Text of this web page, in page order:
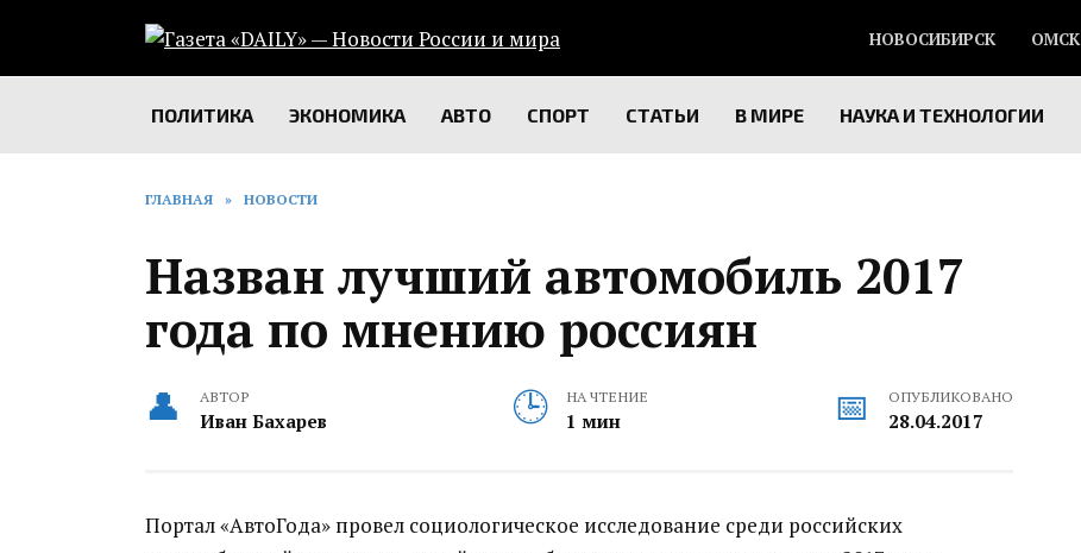
содержанию
НОВОСИБИРСК ОМСК
ПОЛИТИКА ЭКОНОМИКА АВТО СПОРТ СТАТЬИ В МИРЕ НАУКА И ТЕХНОЛОГИИ
ГЛАВНАЯ » НОВОСТИ
Назван лучший автомобиль 2017
года по мнению россиян
АВТОР
Иван Бахарев
НА ЧТЕНИЕ
1 мин
ОПУБЛИКОВАНО
28.04.2017
Портал «АвтоГода» провел социологическое исследование среди российских